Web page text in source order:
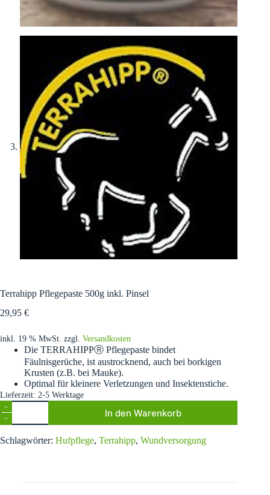
Terrahipp Pflegepaste 500g inkl. Pinsel
29,95 €
inkl. 19 % MwSt. zzgl. Versandkosten
Die TERRAHIPPⓇ Pflegepaste bindet
Fäulnisgerüche, ist austrocknend, auch bei borkigen
Krusten (z.B. bei Mauke).
Optimal für kleinere Verletzungen und Insektenstiche.
Lieferzeit: 2-5 Werktage
Terrahipp
Pflegepaste
500g
inkl.
Pinsel
In den Warenkorb
lSchlagwörter: Hufpflege, Terrahipp, Wundversorgung